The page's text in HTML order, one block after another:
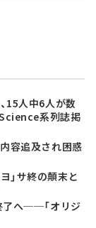
15人中6人が数
系列誌掲
容追及され困惑
」サ終の顛末と
了へ──「オリジ